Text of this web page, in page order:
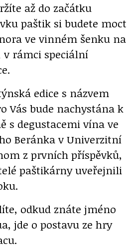
až do začátku
paštik si budete moct
ve vinném šenku na
rámci speciální
edice s názvem
Vás bude nachystána k
s degustacemi vína ve
Beránka v Univerzitní
z prvních příspěvků,
paštikárny uveřejnili
odkud znáte jméno
jde o postavu ze hry